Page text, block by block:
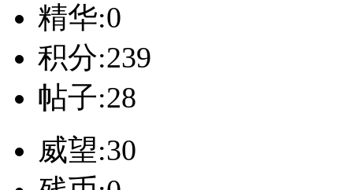
精华:0
积分:239
帖子:28
威望:30